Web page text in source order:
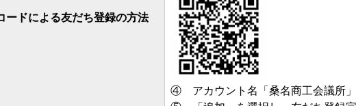
ードによる友だち登録の方法
④ アカウント名「桑名商工会議所